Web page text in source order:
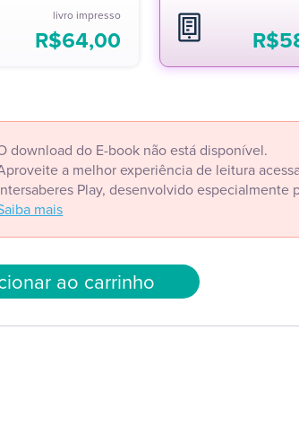
livro impresso
R$64,00 R$
download do E-book não está disponível.
a melhor experiência de leitura
Play, desenvolvido especialmente
mais
ao carrinho